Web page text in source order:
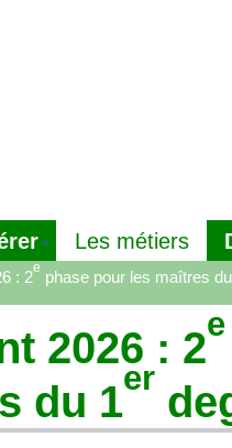
Les métiers
: 2
e
phase pour les maîtres du
2026 : 2e
du 1er